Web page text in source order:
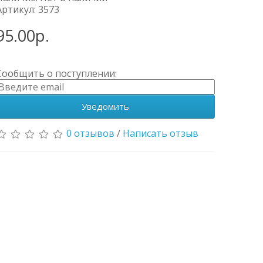
3573
о поступлении:
Уведомить
0 отзывов / Написать отзыв